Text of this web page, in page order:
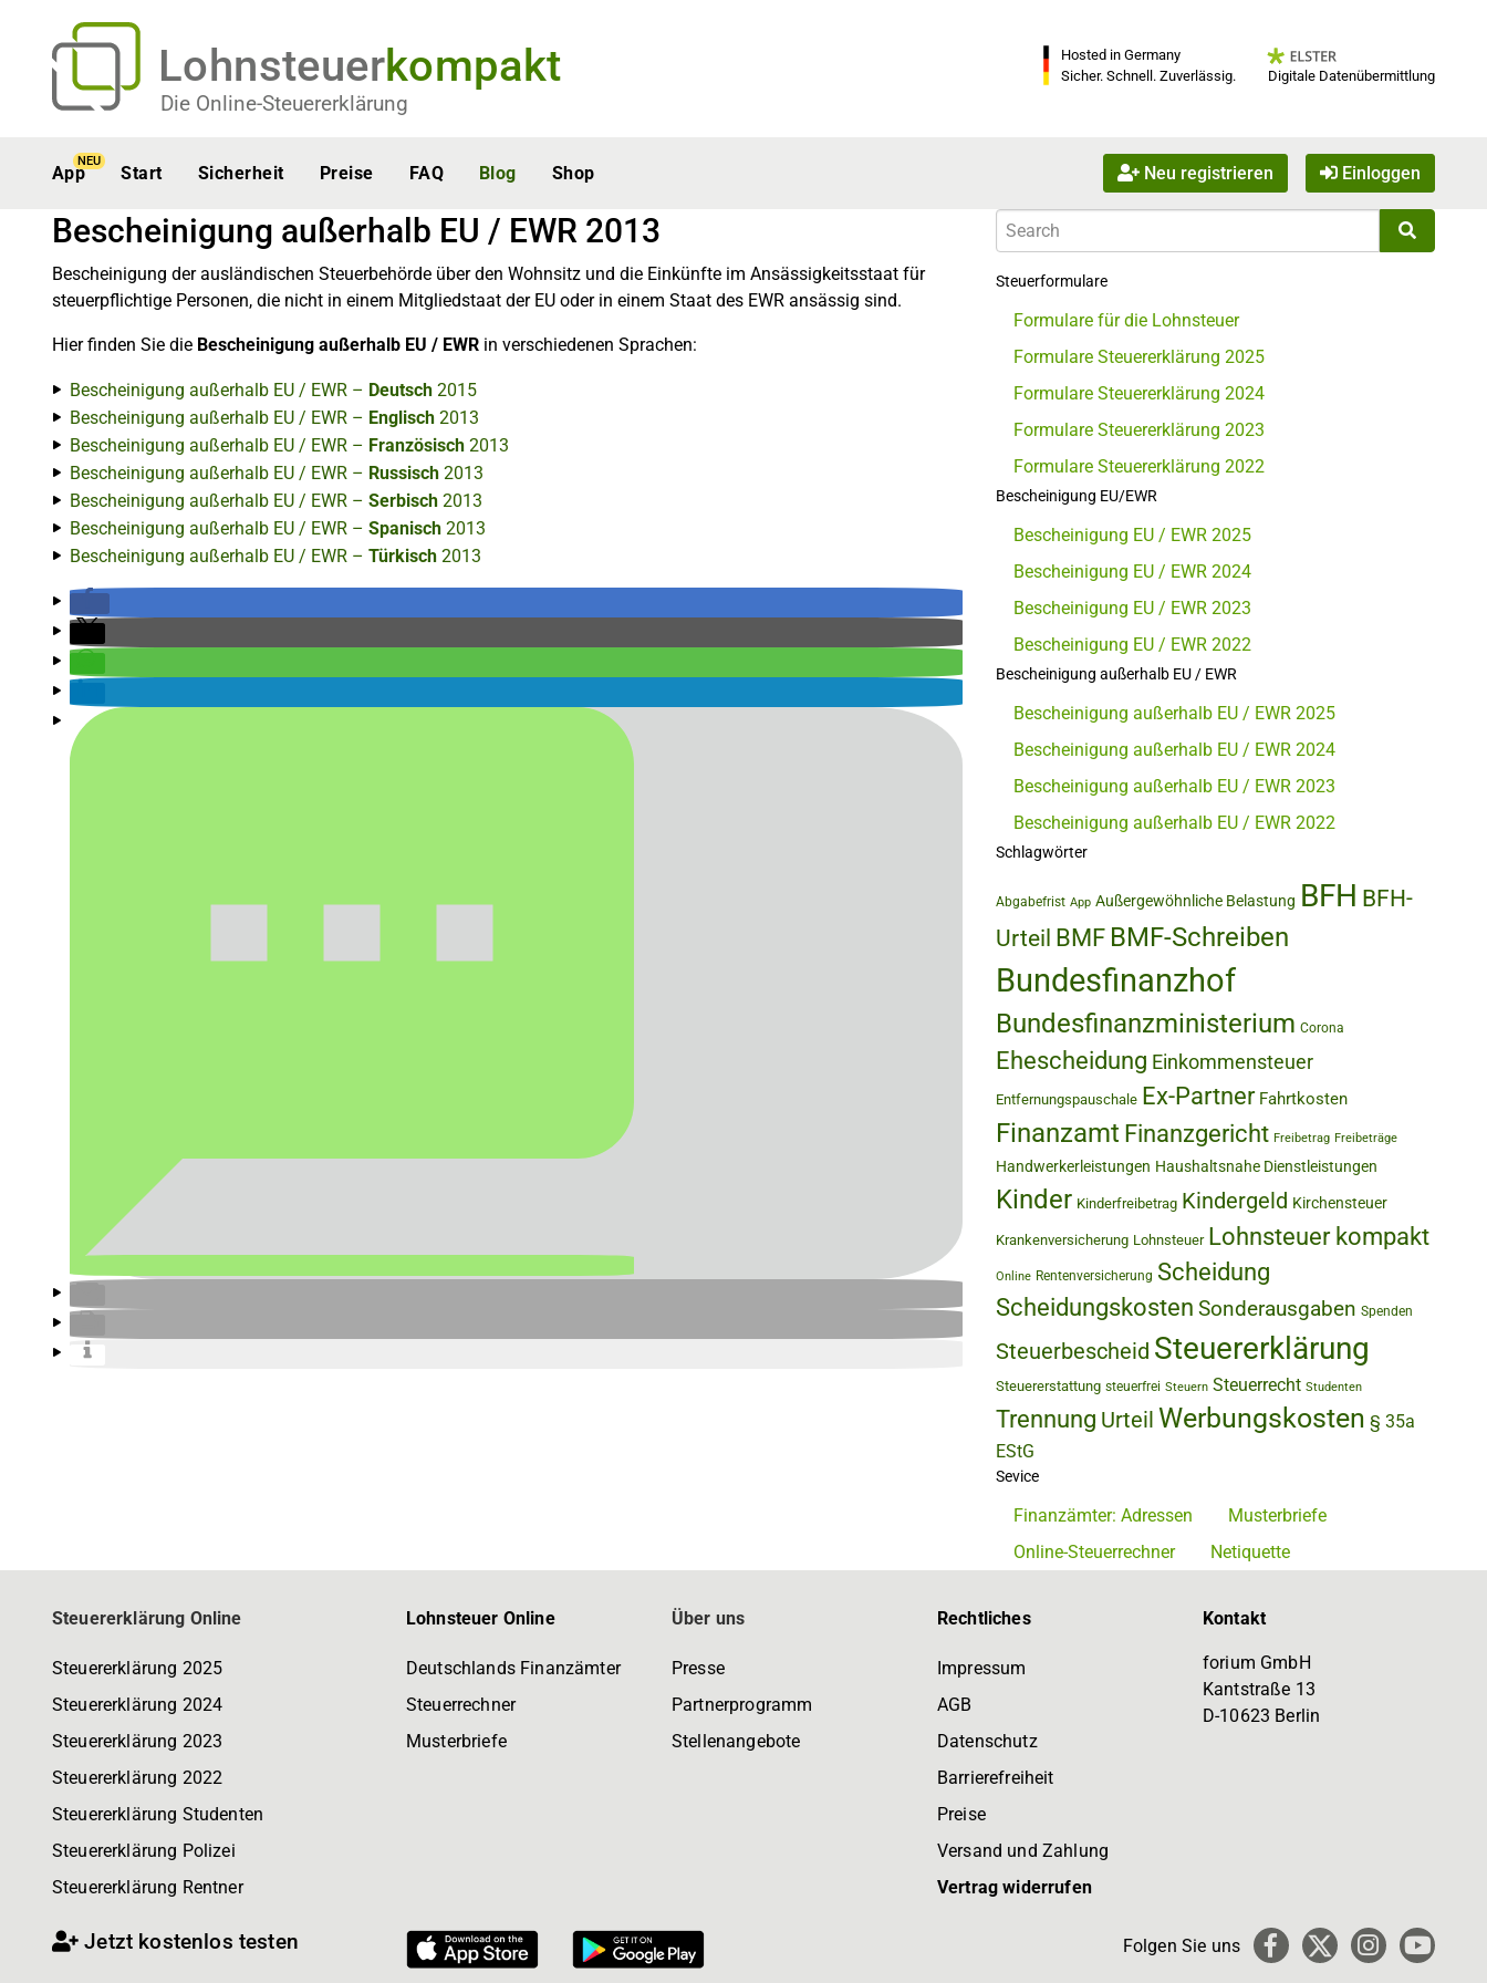
Lohnsteuerkompakt
Die Online-Steuererklärung
Hosted in Germany
Sicher. Schnell. Zuverlässig.
Digitale Datenübermittlung
App
NEU
Start Sicherheit Preise FAQ Blog Shop Neu registrieren Einloggen
Bescheinigung außerhalb EU / EWR 2013
Bescheinigung der ausländischen Steuerbehörde über den Wohnsitz und die Einkünfte im Ansässigkeitsstaat für
steuerpflichtige Personen, die nicht in einem Mitgliedstaat der EU oder in einem Staat des EWR ansässig sind.
Hier finden Sie die Bescheinigung außerhalb EU / EWR in verschiedenen Sprachen:
Bescheinigung außerhalb EU / EWR – Deutsch 2015
Bescheinigung außerhalb EU / EWR – Englisch 2013
Bescheinigung außerhalb EU / EWR – Französisch 2013
Bescheinigung außerhalb EU / EWR – Russisch 2013
Bescheinigung außerhalb EU / EWR – Serbisch 2013
Bescheinigung außerhalb EU / EWR – Spanisch 2013
Bescheinigung außerhalb EU / EWR – Türkisch 2013
Steuerformulare
Formulare für die Lohnsteuer
Formulare Steuererklärung 2025
Formulare Steuererklärung 2024
Formulare Steuererklärung 2023
Formulare Steuererklärung 2022
Bescheinigung EU/EWR
Bescheinigung EU / EWR 2025
Bescheinigung EU / EWR 2024
Bescheinigung EU / EWR 2023
Bescheinigung EU / EWR 2022
Bescheinigung außerhalb EU / EWR
Bescheinigung außerhalb EU / EWR 2025
Bescheinigung außerhalb EU / EWR 2024
Bescheinigung außerhalb EU / EWR 2023
Bescheinigung außerhalb EU / EWR 2022
Schlagwörter
Abgabefrist App Außergewöhnliche Belastung BFH BFH-
Urteil BMF BMF-Schreiben
Bundesfinanzhof
Bundesfinanzministerium Corona
Ehescheidung Einkommensteuer
Entfernungspauschale Ex-Partner Fahrtkosten
Finanzamt Finanzgericht Freibetrag Freibeträge
Handwerkerleistungen Haushaltsnahe Dienstleistungen
Kinder Kinderfreibetrag Kindergeld Kirchensteuer
Krankenversicherung Lohnsteuer Lohnsteuer kompakt
Online Rentenversicherung Scheidung
Scheidungskosten Sonderausgaben Spenden
Steuerbescheid Steuererklärung
Steuererstattung steuerfrei Steuern Steuerrecht Studenten
Trennung Urteil Werbungskosten § 35a
EStG
Sevice
Finanzämter: Adressen
Musterbriefe
Online-Steuerrechner
Netiquette
Steuererklärung Online
Steuererklärung 2025
Steuererklärung 2024
Steuererklärung 2023
Steuererklärung 2022
Steuererklärung Studenten
Steuererklärung Polizei
Steuererklärung Rentner
Jetzt kostenlos testen
Lohnsteuer Online
Deutschlands Finanzämter
Steuerrechner
Musterbriefe
Über uns
Presse
Partnerprogramm
Stellenangebote
Rechtliches
Impressum
AGB
Datenschutz
Barrierefreiheit
Preise
Versand und Zahlung
Vertrag widerrufen
Kontakt
forium GmbH
Kantstraße 13
D-10623 Berlin
Folgen Sie uns Facebook
X
Instagram